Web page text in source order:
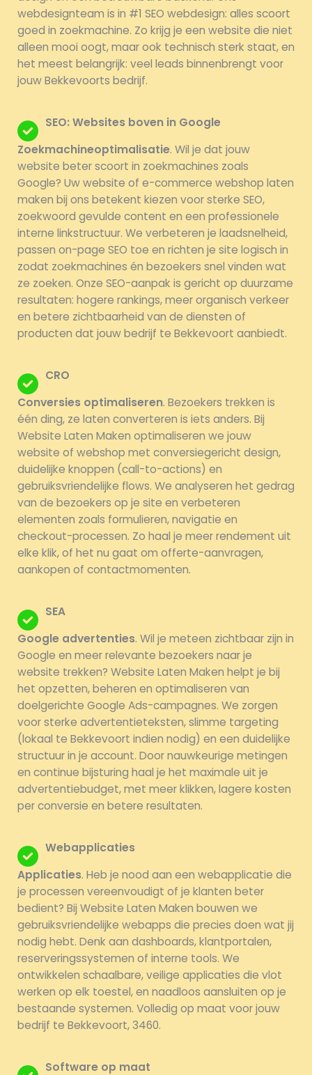
webdesignteam is in #1 SEO webdesign: alles scoort
goed in zoekmachine. Zo krijg je een website die niet
alleen mooi oogt, maar ook technisch sterk staat, en
het meest belangrijk: veel leads binnenbrengt voor
jouw Bekkevoorts bedrijf.
SEO: Websites boven in Google
Zoekmachineoptimalisatie. Wil je dat jouw
website beter scoort in zoekmachines zoals
Google? Uw website of e-commerce webshop laten
maken bij ons betekent kiezen voor sterke SEO,
zoekwoord gevulde content en een professionele
interne linkstructuur. We verbeteren je laadsnelheid,
passen on-page SEO toe en richten je site logisch in
zodat zoekmachines én bezoekers snel vinden wat
ze zoeken. Onze SEO-aanpak is gericht op duurzame
resultaten: hogere rankings, meer organisch verkeer
en betere zichtbaarheid van de diensten of
producten dat jouw bedrijf te Bekkevoort aanbiedt.
CRO
Conversies optimaliseren. Bezoekers trekken is
één ding, ze laten converteren is iets anders. Bij
Website Laten Maken optimaliseren we jouw
website of webshop met conversiegericht design,
duidelijke knoppen (call-to-actions) en
gebruiksvriendelijke flows. We analyseren het gedrag
van de bezoekers op je site en verbeteren
elementen zoals formulieren, navigatie en
checkout-processen. Zo haal je meer rendement uit
elke klik, of het nu gaat om offerte-aanvragen,
aankopen of contactmomenten.
SEA
Google advertenties. Wil je meteen zichtbaar zijn in
Google en meer relevante bezoekers naar je
website trekken? Website Laten Maken helpt je bij
het opzetten, beheren en optimaliseren van
doelgerichte Google Ads-campagnes. We zorgen
voor sterke advertentieteksten, slimme targeting
(lokaal te Bekkevoort indien nodig) en een duidelijke
structuur in je account. Door nauwkeurige metingen
en continue bijsturing haal je het maximale uit je
advertentiebudget, met meer klikken, lagere kosten
per conversie en betere resultaten.
Webapplicaties
Applicaties. Heb je nood aan een webapplicatie die
je processen vereenvoudigt of je klanten beter
bedient? Bij Website Laten Maken bouwen we
gebruiksvriendelijke webapps die precies doen wat jij
nodig hebt. Denk aan dashboards, klantportalen,
reserveringssystemen of interne tools. We
ontwikkelen schaalbare, veilige applicaties die vlot
werken op elk toestel, en naadloos aansluiten op je
bestaande systemen. Volledig op maat voor jouw
bedrijf te Bekkevoort, 3460.
Software op maat